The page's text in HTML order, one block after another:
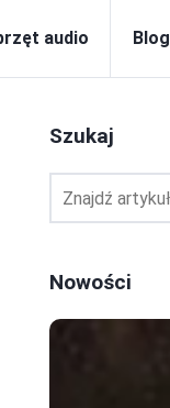
audio Blog
Szukaj
Nowości